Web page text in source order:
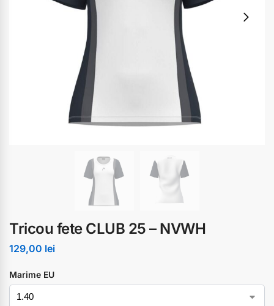
Tricou fete CLUB 25 – NVWH
129,00 lei
Marime EU